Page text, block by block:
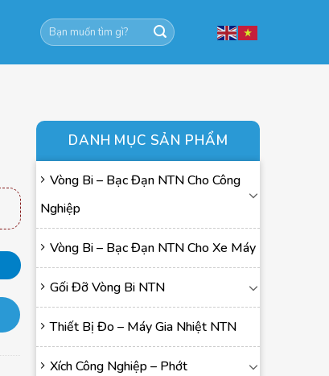
Tìm
kiếm:
DANH MỤC SẢN PHẨM
Vòng Bi – Bạc Đạn NTN Cho Công
Nghiệp
Vòng Bi – Bạc Đạn NTN Cho Xe Máy
Gối Đỡ Vòng Bi NTN
Thiết Bị Đo – Máy Gia Nhiệt NTN
Xích Công Nghiệp – Phớt